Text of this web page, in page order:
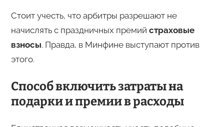
Стоит учесть, что арбитры разрешают не
начислять с праздничных премий страховые
взносы. Правда, в Минфине выступают против
этого.
Способ включить затраты на
подарки и премии в расходы